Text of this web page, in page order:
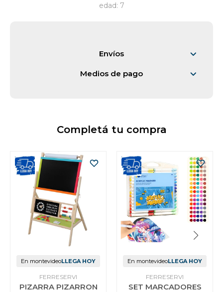
edad: 7
Envíos
Medios de pago
Completá tu compra
En montevideoLLEGA HOY
FERRESERVI
PIZARRA PIZARRON
En montevideoLLEGA HOY
FERRESERVI
SET MARCADORES